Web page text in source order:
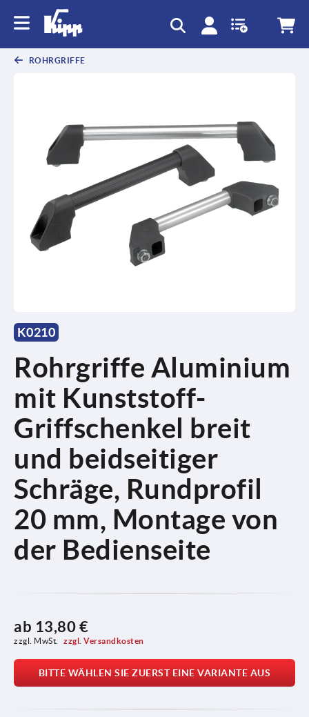
ROHRGRIFFE
K0210
Rohrgriffe Aluminium
mit Kunststoff-
Griffschenkel breit
und beidseitiger
Schräge, Rundprofil
20 mm, Montage von
der Bedienseite
ab 13,80 €
zzgl. MwSt. zzgl. Versandkosten
BITTE WÄHLEN SIE ZUERST EINE VARIANTE AUS